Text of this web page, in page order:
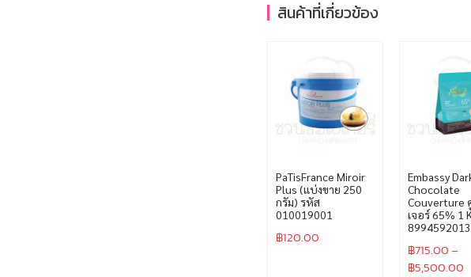
สินค้าที่เกี่ยวข้อง
PaTisFrance Miroir
Plus (แบ่งขาย 250
กรัม) รหัส
010019001
฿120.00
Embassy
Chocolate
Couverture
เจอร์ 65% 1
฿715.00–
฿5,500.00